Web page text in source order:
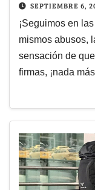
SEPTIEMBRE 6,
¡Seguimos en
mismos abusos,
sensación de
firmas, ¡nada